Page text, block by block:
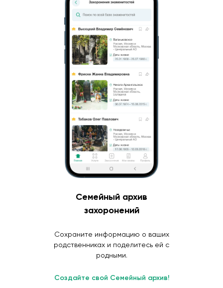
Семейный архив
захоронений
Сохраните информацию о ваших
родственниках и поделитесь ей с
родными.
Создайте свой Семейный архив!